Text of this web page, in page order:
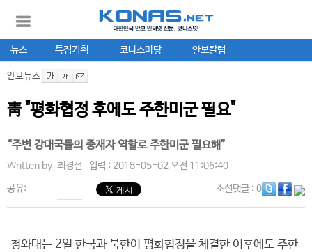
뉴스 특집기획 코나스마당 안보칼럼
안보뉴스
靑 "평화협정 후에도 주한미군 필요"
“주변 강대국들의 중재자 역할로 주한미군 필요해”
Written by. 최경선 입력 : 2018-05-02 오전 11:06:40
공유: 소셜댓글: 0
청와대는 2일 한국과 북한이 평화협정을 체결한 이후에도 주한